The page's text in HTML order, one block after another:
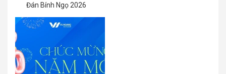
Đán Bính Ngọ 2026